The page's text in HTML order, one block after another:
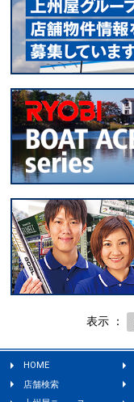
表示 ：
HOME
店舗検索